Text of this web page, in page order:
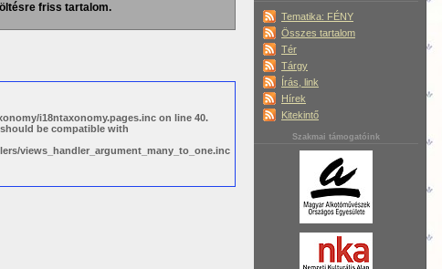
Tematika: FÉNY
Összes tartalom
Tér
Tárgy
Írás, link
Hírek
Kitekintő
Szakmai támogatóink
friss tartalom.
i18ntaxonomy.pages.inc on line 40.
be compatible with
views_handler_argument_many_to_one.inc